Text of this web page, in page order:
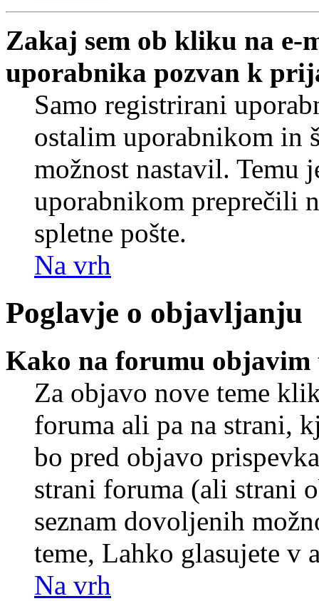
Zakaj sem ob kliku na e-
uporabnika pozvan k
Samo registrirani
ostalim uporabnikom in
možnost nastavil. Temu
uporabnikom preprečili
spletne pošte.
Na vrh
Poglavje o objavljanju
Kako na forumu objavim
Za objavo nove teme
foruma ali pa na strani,
bo pred objavo
strani foruma (ali strani
seznam dovoljenih
teme, Lahko glasujete v
Na vrh